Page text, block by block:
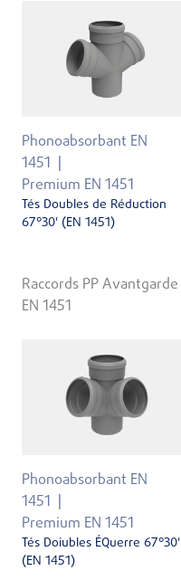
Phonoabsorbant EN
1451
Premium EN 1451
Tés Doubles de Réduction
67°30' (EN 1451)
Raccords PP Avantgarde
EN 1451
Phonoabsorbant EN
1451
Premium EN 1451
Tés Doiubles ÉQuerre 67°30'
(EN 1451)